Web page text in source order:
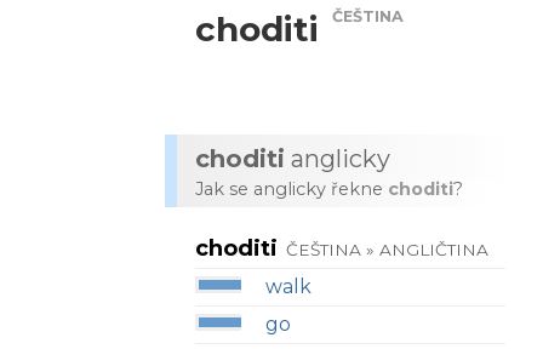
choditi ČEŠTINA
choditi anglicky
Jak se anglicky řekne choditi?
choditi ČEŠTINA » ANGLIČTINA
walk
go